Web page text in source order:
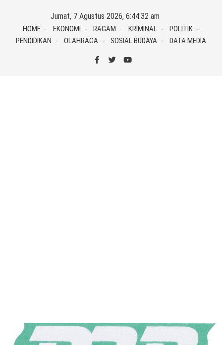
content
Jumat, 7 Agustus 2026, 6:44:32 am
HOME EKONOMI RAGAM KRIMINAL
POLITIK
PENDIDIKAN
OLAHRAGA SOSIAL BUDAYA DATA MEDIA